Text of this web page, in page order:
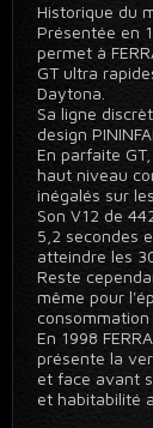
Historique du
Présentée en
permet à
GT ultra
Daytona.
Sa ligne
design
En parfaite
haut niveau
inégalés sur
Son V12 de
5,2 secondes
atteindre les
Reste
même pour
En 1998
présente la
et face avant
et habitabilité